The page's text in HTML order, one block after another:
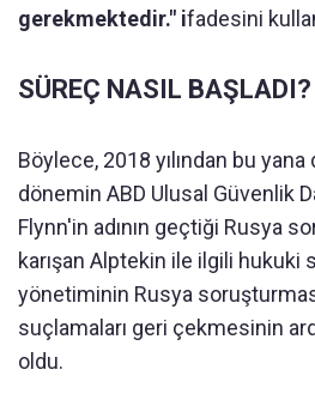
gerekmektedir." ifadesini
SÜREÇ NASIL BAŞLADI?
Böylece, 2018 yılından bu
dönemin ABD Ulusal Güvenlik
Flynn'in adının geçtiği Rusya
karışan Alptekin ile ilgili hukuki
yönetiminin Rusya
suçlamaları geri çekmesinin
oldu.